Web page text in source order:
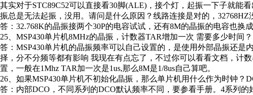
其实对于STC89C52可以直接看30脚(ALE)，接个灯，起振一下子就能
振总是无法起振，没用。请问是什么原因？线路连接是对的，32768HZ
答：32.768K的晶振接两个30P的电容试试，还有8M的晶振的电容也换成
25、MSP430单片机8MHz的晶振，计数器TAR增加一次 需要多少时间？
答：MSP430单片机的晶振频率可以自己设置的，是使用外部晶振还
择，分不分频等都有影响 我现在有点忘了，不过你可以看看文档，计
置，一般在1Mhz TAR加一次是1us,那么8M是1/8us自己算吧。
26、如果MSP430单片机不初始化晶振，那么单片机用什么作为时钟？
答：内部DCO，不同系列的DCO默认频率不同，要参看手册。4系列的